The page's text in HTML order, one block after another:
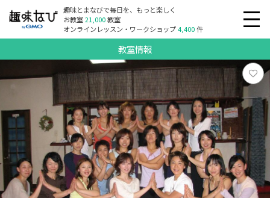
趣味とまなびで毎日を、もっと楽しく
お教室21,000教室
オンラインレッスン・ワークショップ4,400件
教室情報